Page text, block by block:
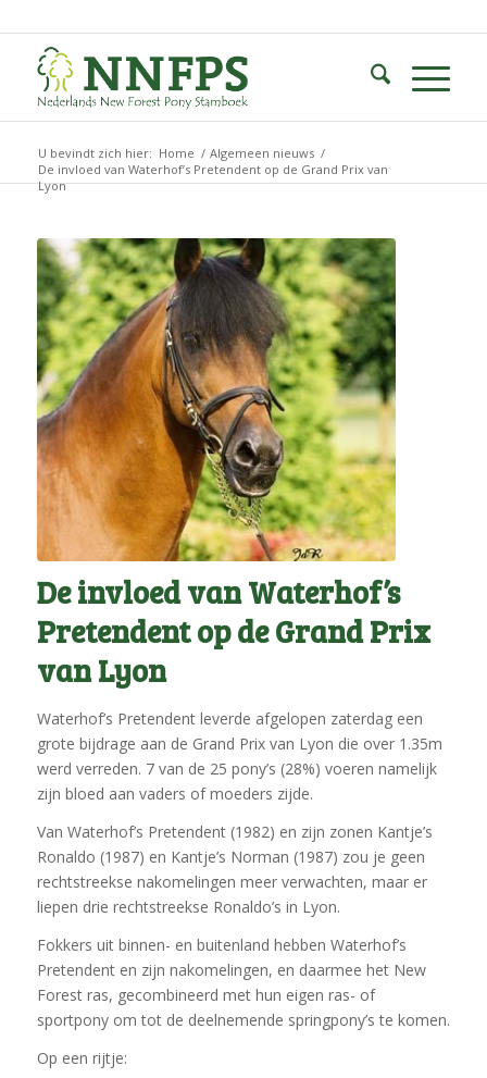
U bevindt zich hier: Home / Algemeen nieuws /
De invloed van Waterhof’s Pretendent op de Grand Prix van
Lyon
De invloed van Waterhof’s
Pretendent op de Grand Prix
van Lyon
Waterhof’s Pretendent leverde afgelopen zaterdag een
grote bijdrage aan de Grand Prix van Lyon die over 1.35m
werd verreden. 7 van de 25 pony’s (28%) voeren namelijk
zijn bloed aan vaders of moeders zijde.
Van Waterhof’s Pretendent (1982) en zijn zonen Kantje’s
Ronaldo (1987) en Kantje’s Norman (1987) zou je geen
rechtstreekse nakomelingen meer verwachten, maar er
liepen drie rechtstreekse Ronaldo’s in Lyon.
Fokkers uit binnen- en buitenland hebben Waterhof’s
Pretendent en zijn nakomelingen, en daarmee het New
Forest ras, gecombineerd met hun eigen ras- of
sportpony om tot de deelnemende springpony’s te komen.
Op een rijtje: